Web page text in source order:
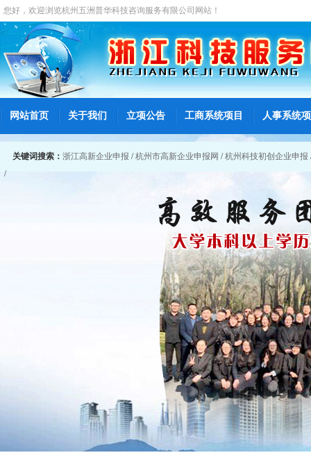
您好，欢迎浏览杭州五洲普华科技咨询服务有限公司 网站！
网站首页 关于我们 立项公告 工商系统项目 人事系统
关键词搜索： 浙江高新企业申报 /杭州市高新企业申报网 /杭州科技初创企业申报
/